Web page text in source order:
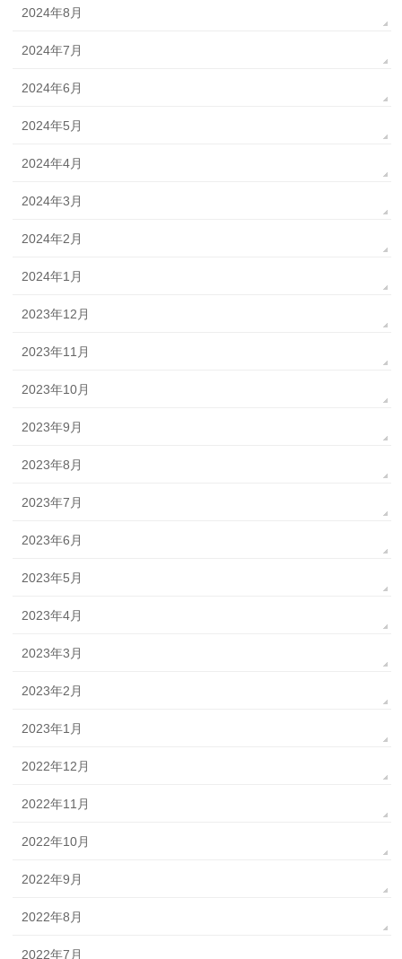
2024年8月
2024年7月
2024年6月
2024年5月
2024年4月
2024年3月
2024年2月
2024年1月
2023年12月
2023年11月
2023年10月
2023年9月
2023年8月
2023年7月
2023年6月
2023年5月
2023年4月
2023年3月
2023年2月
2023年1月
2022年12月
2022年11月
2022年10月
2022年9月
2022年8月
2022年7月